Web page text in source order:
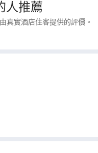
人推薦
真實酒店住客提供的評價。